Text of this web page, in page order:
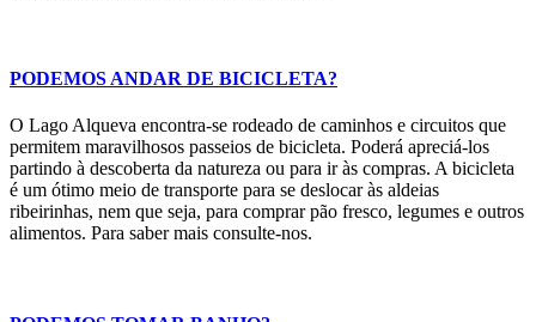
PODEMOS ANDAR DE BICICLETA?
O Lago Alqueva encontra-se rodeado de caminhos e circuitos que
permitem maravilhosos passeios de bicicleta. Poderá apreciá-los
partindo à descoberta da natureza ou para ir às compras. A bicicleta
é um ótimo meio de transporte para se deslocar às aldeias
ribeirinhas, nem que seja, para comprar pão fresco, legumes e outros
alimentos. Para saber mais consulte-nos.